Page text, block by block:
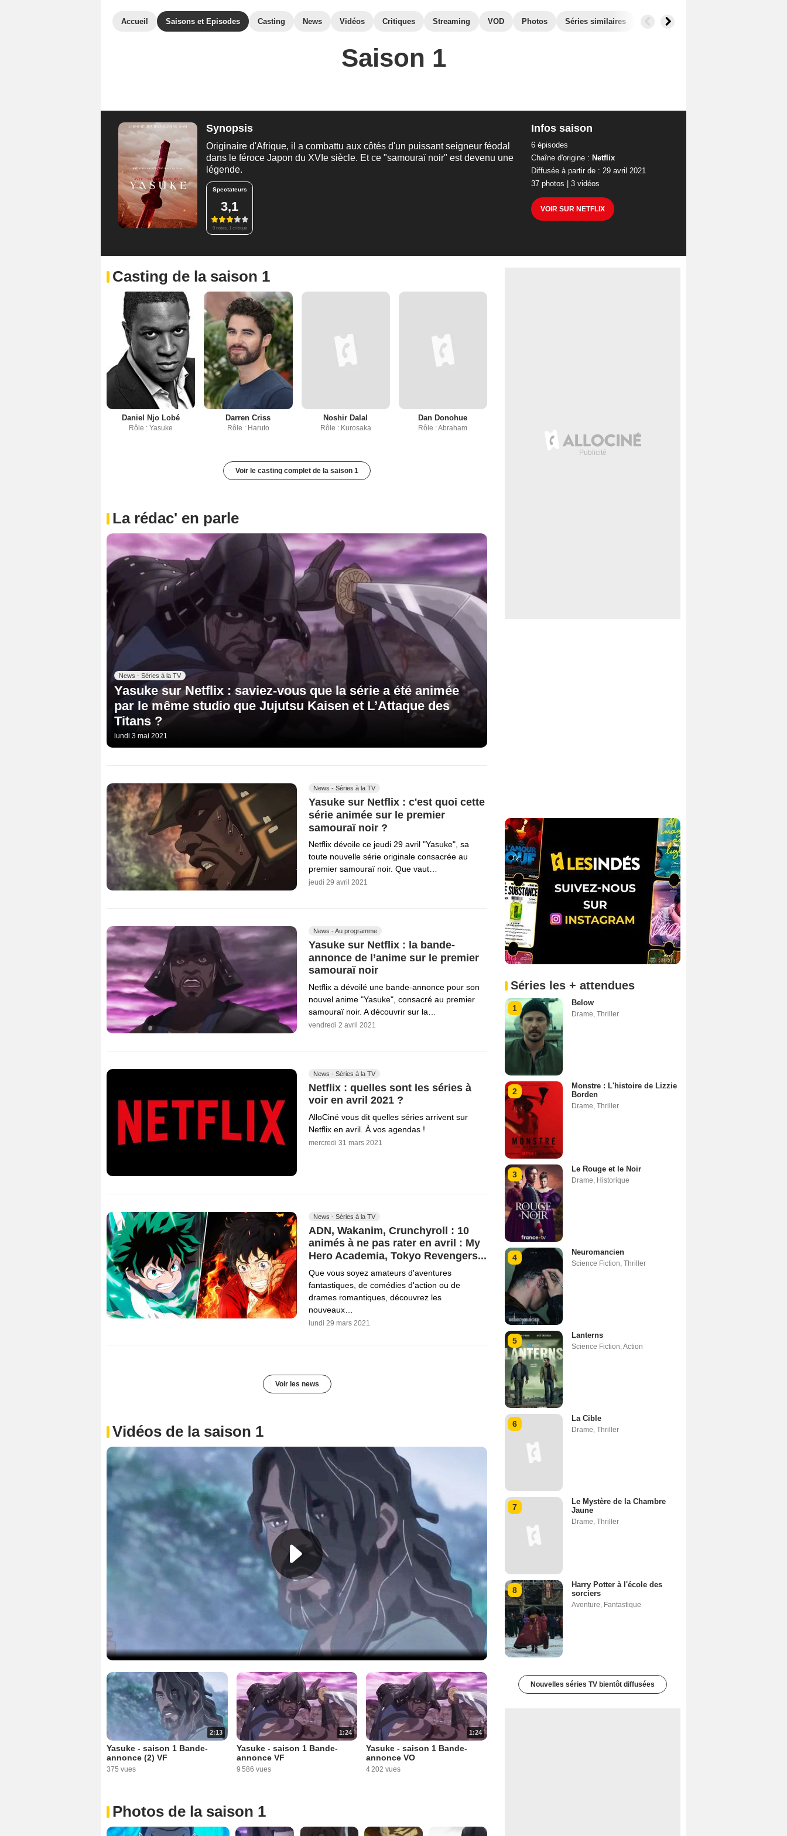
Accueil Saisons et Episodes Casting News Vidéos Critiques Streaming VOD Photos Séries similaires
Saison 1
Synopsis
Originaire d'Afrique, il a combattu aux côtés d'un puissant seigneur féodal
dans le féroce Japon du XVIe siècle. Et ce "samouraï noir" est devenu une
légende.
Spectateurs
3,1
9 notes, 1 critique
Infos saison
6 épisodes
Chaîne d'origine : Netflix
Diffusée à partir de : 29 avril 2021
37 photos
3 vidéos
VOIR SUR NETFLIX
Casting de la saison 1
Daniel Njo Lobé
Rôle : Yasuke
Darren Criss
Rôle : Haruto
Noshir Dalal
Rôle : Kurosaka
Dan Donohue
Rôle : Abraham
Voir le casting complet de la saison 1
La rédac' en parle
News - Séries à la TV
Yasuke sur Netflix : saviez-vous que la série a été animée
par le même studio que Jujutsu Kaisen et L’Attaque des
Titans ?
lundi 3 mai 2021
News - Séries à la TV
Yasuke sur Netflix : c'est quoi cette
série animée sur le premier
samouraï noir ?
Netflix dévoile ce jeudi 29 avril "Yasuke", sa
toute nouvelle série originale consacrée au
premier samouraï noir. Que vaut…
jeudi 29 avril 2021
News - Au programme
Yasuke sur Netflix : la bande-
annonce de l’anime sur le premier
samouraï noir
Netflix a dévoilé une bande-annonce pour son
nouvel anime "Yasuke", consacré au premier
samouraï noir. A découvrir sur la…
vendredi 2 avril 2021
News - Séries à la TV
Netflix : quelles sont les séries à
voir en avril 2021 ?
AlloCiné vous dit quelles séries arrivent sur
Netflix en avril. À vos agendas !
mercredi 31 mars 2021
News - Séries à la TV
ADN, Wakanim, Crunchyroll : 10
animés à ne pas rater en avril : My
Hero Academia, Tokyo Revengers...
Que vous soyez amateurs d'aventures
fantastiques, de comédies d'action ou de
drames romantiques, découvrez les
nouveaux…
lundi 29 mars 2021
Voir les news
Vidéos de la saison 1
2:13
Yasuke - saison 1 Bande-
annonce (2) VF
375 vues
1:24
Yasuke - saison 1 Bande-
annonce VF
9 586 vues
1:24
Yasuke - saison 1 Bande-
annonce VO
4 202 vues
Photos de la saison 1
Séries les + attendues
1
Below
Drame Thriller
2
Monstre : L'histoire de Lizzie
Borden
Drame Thriller
3
Le Rouge et le Noir
Drame Historique
4
Neuromancien
Science Fiction Thriller
5
Lanterns
Science Fiction Action
6
La Cible
Drame Thriller
7
Le Mystère de la Chambre
Jaune
Drame Thriller
8
Harry Potter à l'école des
sorciers
Aventure Fantastique
Nouvelles séries TV bientôt diffusées